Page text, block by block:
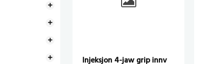
Injeksjon 4-jaw grip innv